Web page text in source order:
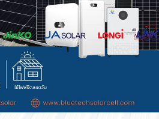
าเซลล์ โคราช ค่าไฟลด
ซลล์ โคราช โดย BlueTech Solar ค่
นเร็ว ประหยัดยาวนาน วางแผนออก
ใบรับรองจากแบรนด์โซล่าเซลล์ชั้น